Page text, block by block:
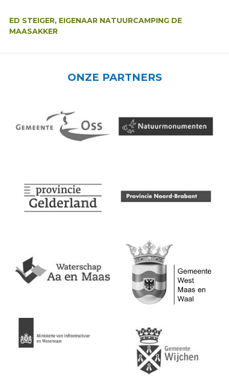
ED STEIGER, EIGENAAR NATUURCAMPING DE
MAASAKKER
ONZE PARTNERS